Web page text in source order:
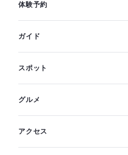
体験予約
ガイド
スポット
グルメ
アクセス